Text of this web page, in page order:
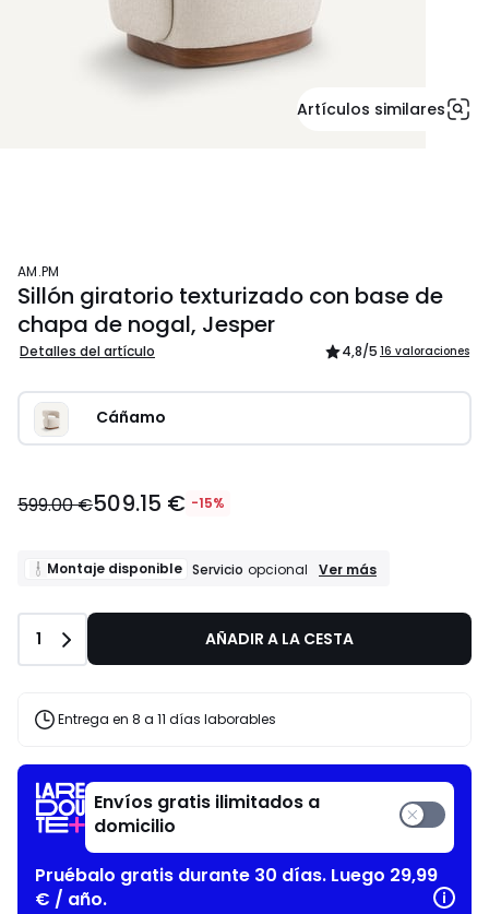
Artículos similares
AM.PM
Sillón giratorio texturizado con base de
chapa de nogal, Jesper
Detalles del artículo 4,8/5 16 valoraciones
Cáñamo
599.00 €509.15 € -15%
Montaje disponible Servicio opcional
Montaje
Ver más
Cantidad
1 AÑADIR A LA CESTA
Entrega en 8 a 11 días laborables
Envíos gratis ilimitados a
domicilio
Pruébalo gratis durante 30 días. Luego 29,99
€ / año.